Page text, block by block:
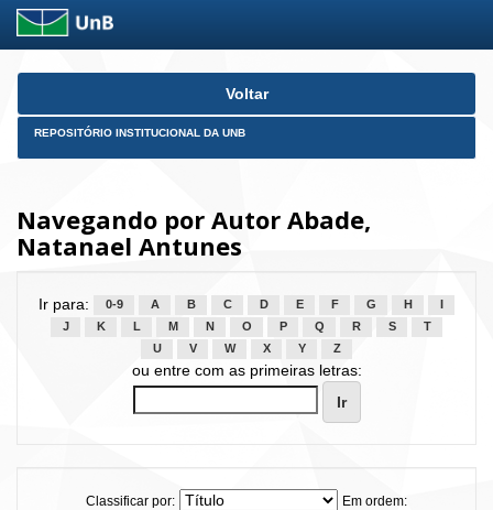
Skip
Voltar
REPOSITÓRIO INSTITUCIONAL DA UNB
Navegando por Autor Abade,
Natanael Antunes
Ir para: 0-9 A B C D E F G H
J
K L M N O P Q R S
T
U
V W X Y Z
ou entre com as primeiras letras:
Classificar por:
Em ordem: